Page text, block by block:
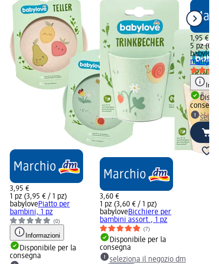
3,95 €
1 pz (3,95 € / 1 pz)
babylovePiatto per
bambini, 1 pz
(0)
Informazioni
Disponibile per la
consegna
3,60 €
1 pz (3,60 € / 1 pz)
babyloveBicchiere per
bambini assort., 1 pz
(7)
Disponibile per la
consegna
seleziona il negozio dm
1,95 €
5 pz
babylove